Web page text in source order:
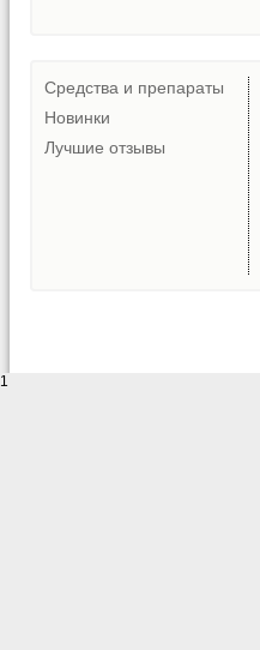
Средства и препараты
Новинки
Лучшие отзывы
1